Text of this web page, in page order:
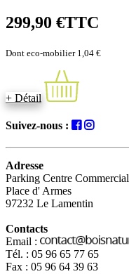
299,90 €TTC
Dont eco-mobilier 1,04 €
+ Détail
Suivez-nous :
Adresse
Parking Centre Commercial
Place d' Armes
97232 Le Lamentin
Contacts
Email :
Tél. : 05 96 65 77 65
Fax : 05 96 64 39 63